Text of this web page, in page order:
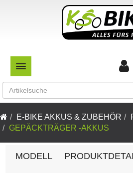
TOGGLE NAVIGATION
E-BIKE AKKUS & ZUBEHÖR
GEPÄCKTRÄGER -AKKUS
MODELL